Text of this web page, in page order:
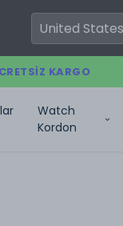
KARGO
Watch
Kordon